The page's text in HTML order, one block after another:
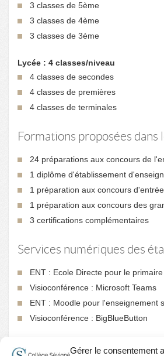
Gérer le consentement
3 classes de 5ème
3 classes de 4ème
3 classes de 3ème
Lycée : 4 classes/niveau
4 classes de secondes
4 classes de premières
4 classes de terminales
Formations proposées dans
24 préparations aux concours de
1 diplôme d'établissement
1 préparation aux concours
1 préparation aux concours des
3 certifications complémentaires
Services numériques des
ENT : Ecole Directe pour le
Visioconférence : Microsoft Teams
ENT : Moodle pour l'enseignement
Visioconférence : BigBlueButton